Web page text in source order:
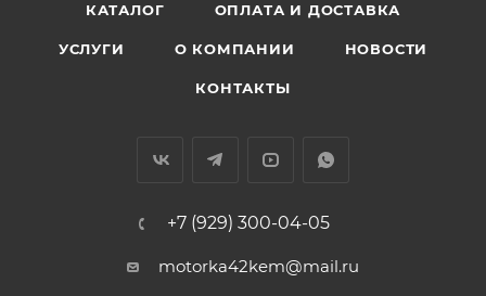
КАТАЛОГ ОПЛАТА И ДОСТАВКА
УСЛУГИ О КОМПАНИИ НОВОСТИ
КОНТАКТЫ
+7 (929) 300-04-05
motorka42kem@mail.ru